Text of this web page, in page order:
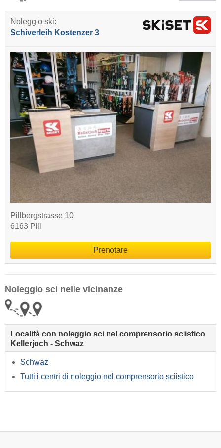
Noleggio ski:
Schiverleih Kostenzer 3
Pillbergstrasse 10
6163 Pill
Prenotare
Noleggio sci nelle vicinanze
Località con noleggio sci nel comprensorio sciistico
Kellerjoch - Schwaz
Schwaz
Tutti i centri di noleggio nel comprensorio sciistico